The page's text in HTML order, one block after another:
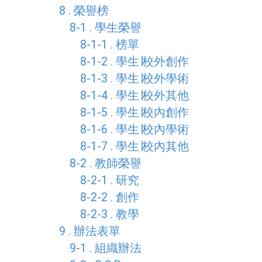
8 . 榮譽榜
8-1 . 學生榮譽
8-1-1 . 榜單
8-1-2 . 學生∣校外創作
8-1-3 . 學生∣校外學術
8-1-4 . 學生∣校外其他
8-1-5 . 學生∣校內創作
8-1-6 . 學生∣校內學術
8-1-7 . 學生∣校內其他
8-2 . 教師榮譽
8-2-1 . 研究
8-2-2 . 創作
8-2-3 . 教學
9 . 辦法表單
9-1 . 組織辦法